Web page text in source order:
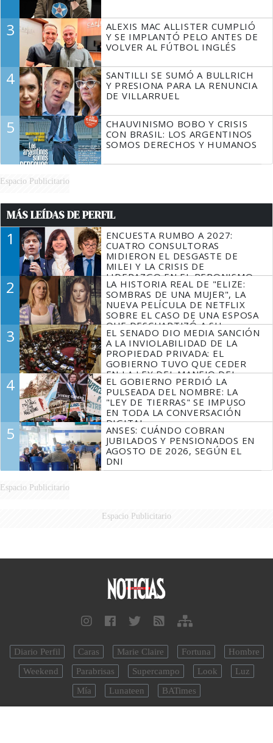
3
ALEXIS MAC ALLISTER CUMPLIÓ
Y SE IMPLANTÓ PELO ANTES DE
VOLVER AL FÚTBOL INGLÉS
4
SANTILLI SE SUMÓ A BULLRICH
Y PRESIONA PARA LA RENUNCIA
DE VILLARRUEL
5
CHAUVINISMO BOBO Y CRISIS
CON BRASIL: LOS ARGENTINOS
SOMOS DERECHOS Y HUMANOS
Espacio Publicitario
MÁS LEÍDAS DE PERFIL
1
ENCUESTA RUMBO A 2027:
CUATRO CONSULTORAS
MIDIERON EL DESGASTE DE
MILEI Y LA CRISIS DE
LIDERAZGO EN EL PERONISMO
2
LA HISTORIA REAL DE "ELIZE:
SOMBRAS DE UNA MUJER", LA
NUEVA PELÍCULA DE NETFLIX
SOBRE EL CASO DE UNA ESPOSA
QUE DESCUARTIZÓ A SU
MARIDO
3
EL SENADO DIO MEDIA SANCIÓN
A LA INVIOLABILIDAD DE LA
PROPIEDAD PRIVADA: EL
GOBIERNO TUVO QUE CEDER
EN LA LEY DEL MANEJO DEL
FUEGO
4
EL GOBIERNO PERDIÓ LA
PULSEADA DEL NOMBRE: LA
"LEY DE TIERRAS" SE IMPUSO
EN TODA LA CONVERSACIÓN
DIGITAL
5
ANSES: CUÁNDO COBRAN
JUBILADOS Y PENSIONADOS EN
AGOSTO DE 2026, SEGÚN EL
DNI
Espacio Publicitario
Espacio Publicitario
Diario Perfil Caras Marie Claire Fortuna
Hombre
Weekend
Parabrisas Supercampo Look
Luz
Mía
Lunateen BATimes